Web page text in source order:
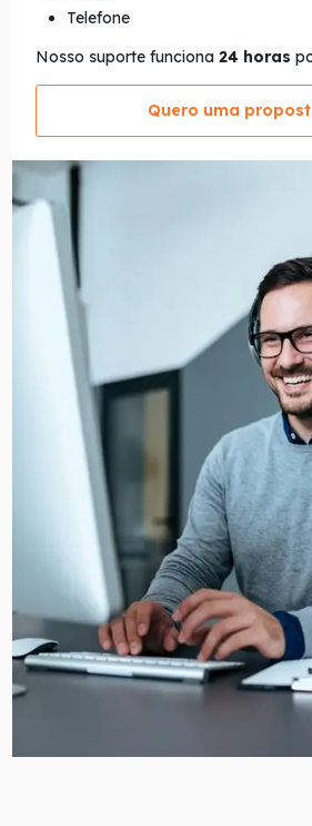
Telefone
Nosso suporte funciona 24 horas
Quero uma